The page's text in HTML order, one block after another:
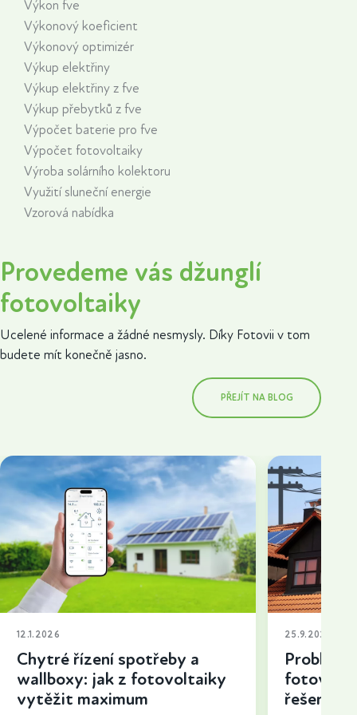
Výkon fve
Výkonový koeficient
Výkonový optimizér
Výkup elektřiny
Výkup elektřiny z fve
Výkup přebytků z fve
Výpočet baterie pro fve
Výpočet fotovoltaiky
Výroba solárního kolektoru
Využití sluneční energie
Vzorová nabídka
Provedeme vás džunglí
fotovoltaiky
Ucelené informace a žádné nesmysly. Díky Fotovii v tom
budete mít konečně jasno.
PŘEJÍT NA BLOG
12.1.2026
Chytré řízení spotřeby a
wallboxy: jak z fotovoltaiky
vytěžit maximum
25.9.2025
řešení a